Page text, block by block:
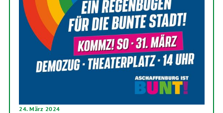
24. März 2024